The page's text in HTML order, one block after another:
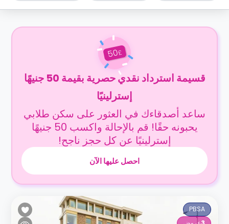
£
50
قسيمة استرداد نقدي حصرية بقيمة 50 جنيهًا
إسترلينيًا
ساعد أصدقاءك في العثور على سكن طلابي
يحبونه حقًا! قم بالإحالة واكسب 50 جنيهًا
إسترلينيًا عن كل حجز ناجح!
احصل عليها الآن
PBSA